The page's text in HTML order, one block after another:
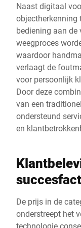
Naast digitaal
objectherkenning
bediening aan
weegproces
waardoor
verlaagt de
voor persoonlijk
Door deze
van een
ondersteund
en
De prijs in de
onderstreept het
technologie